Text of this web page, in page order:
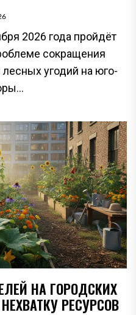
2026 года пройдёт
сокращения
угодий на юго-
НА ГОРОДСКИХ
РЕСУРСОВ